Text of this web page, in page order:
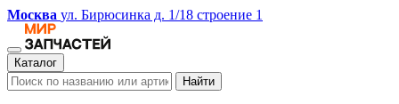
Москва ул. Бирюсинка д. 1/18 строение 1
Каталог
Найти